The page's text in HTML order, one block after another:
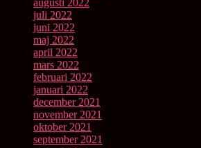
augusti 2022
juli 2022
juni 2022
maj 2022
april 2022
mars 2022
februari 2022
januari 2022
december 2021
november 2021
oktober 2021
september 2021